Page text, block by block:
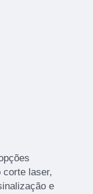
corte laser,
e